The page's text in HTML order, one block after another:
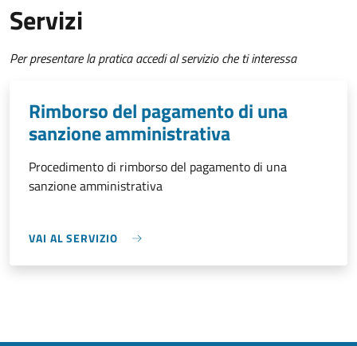
Servizi
Per presentare la pratica accedi al servizio che ti interessa
Rimborso del pagamento di una
sanzione amministrativa
Procedimento di rimborso del pagamento di una
sanzione amministrativa
VAI AL SERVIZIO